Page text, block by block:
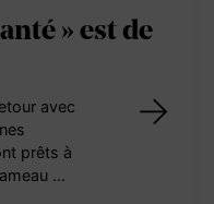
» est de
avec
prêts à
…